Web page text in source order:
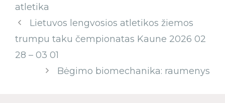
atletika
Lietuvos lengvosios atletikos žiemos
trumpu taku čempionatas Kaune 2026 02
28 – 03 01
Bėgimo biomechanika: raumenys